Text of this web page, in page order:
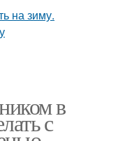
в
с